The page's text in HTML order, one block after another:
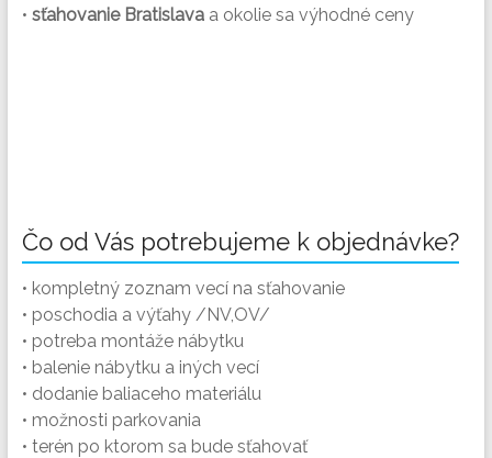
• sťahovanie Bratislavaa okolie sa výhodné ceny
Čo od Vás potrebujeme k objednávke?
• kompletný zoznam vecí na sťahovanie
• poschodia a výťahy /NV,OV/
• potreba montáže nábytku
• balenie nábytku a iných vecí
• dodanie baliaceho materiálu
• možnosti parkovania
• terén po ktorom sa bude sťahovať